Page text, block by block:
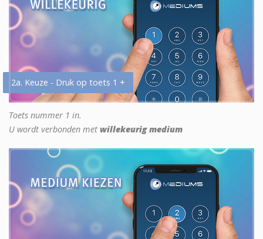
2a. Keuze - Druk op toets 1 +
Toets nummer 1 in.
U wordt verbonden met willekeurig medium